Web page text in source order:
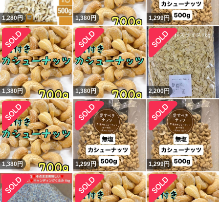
1,280円 1,380円 1,299円
1,380円 1,380円 2,200円
1,380円 1,299円 1,299円